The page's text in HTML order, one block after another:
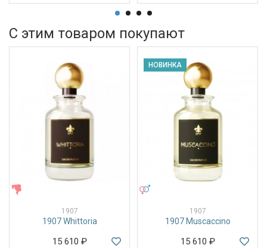
С этим товаром покупают
1907
1907 Whittoria
15 610 ₽
НОВИНКА
1907
1907 Muscaccino
15 610 ₽